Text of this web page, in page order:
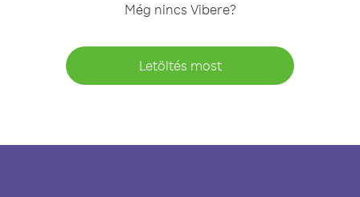
Még nincs Vibere?
Letöltés most